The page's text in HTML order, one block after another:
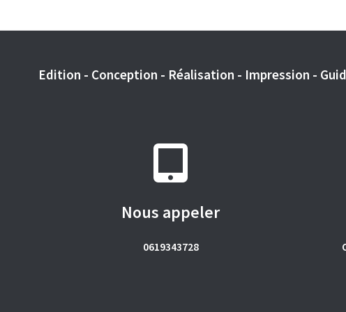
Edition - Conception - Réalisation - Impression -
Nous appeler
0619343728